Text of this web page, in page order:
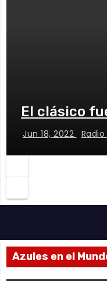
El clásico
Jun 18, 2022
Azules en el